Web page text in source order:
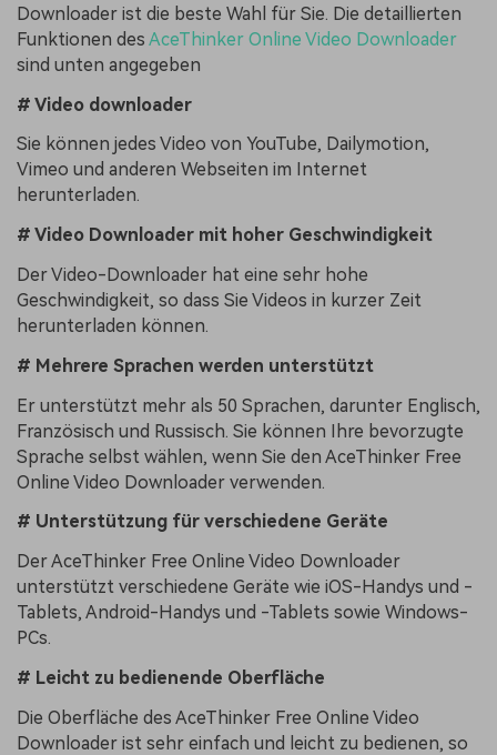
Downloader ist die beste Wahl für Sie. Die detaillierten
Funktionen des AceThinker Online Video Downloader
sind unten angegeben
# Video downloader
Sie können jedes Video von YouTube, Dailymotion,
Vimeo und anderen Webseiten im Internet
herunterladen.
# Video Downloader mit hoher Geschwindigkeit
Der Video-Downloader hat eine sehr hohe
Geschwindigkeit, so dass Sie Videos in kurzer Zeit
herunterladen können.
# Mehrere Sprachen werden unterstützt
Er unterstützt mehr als 50 Sprachen, darunter Englisch,
Französisch und Russisch. Sie können Ihre bevorzugte
Sprache selbst wählen, wenn Sie den AceThinker Free
Online Video Downloader verwenden.
# Unterstützung für verschiedene Geräte
Der AceThinker Free Online Video Downloader
unterstützt verschiedene Geräte wie iOS-Handys und -
Tablets, Android-Handys und -Tablets sowie Windows-
PCs.
# Leicht zu bedienende Oberfläche
Die Oberfläche des AceThinker Free Online Video
Downloader ist sehr einfach und leicht zu bedienen, so